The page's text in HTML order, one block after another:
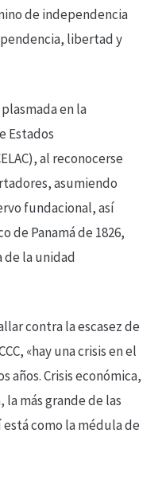
de independencia
libertad y
en la
Estados
al reconocerse
asumiendo
fundacional, así
de Panamá de 1826,
la unidad
contra la escasez de
«hay una crisis en el
años. Crisis económica,
la más grande de las
está como la médula de